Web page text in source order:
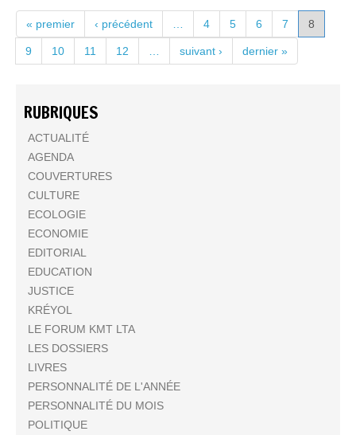
PAGES
« premier ‹ précédent 4 5 6 7 8
9 10 11 12 suivant › dernier »
RUBRIQUES
ACTUALITÉ
AGENDA
COUVERTURES
CULTURE
ECOLOGIE
ECONOMIE
EDITORIAL
EDUCATION
JUSTICE
KRÉYOL
LE FORUM KMT LTA
LES DOSSIERS
LIVRES
PERSONNALITÉ DE L'ANNÉE
PERSONNALITÉ DU MOIS
POLITIQUE